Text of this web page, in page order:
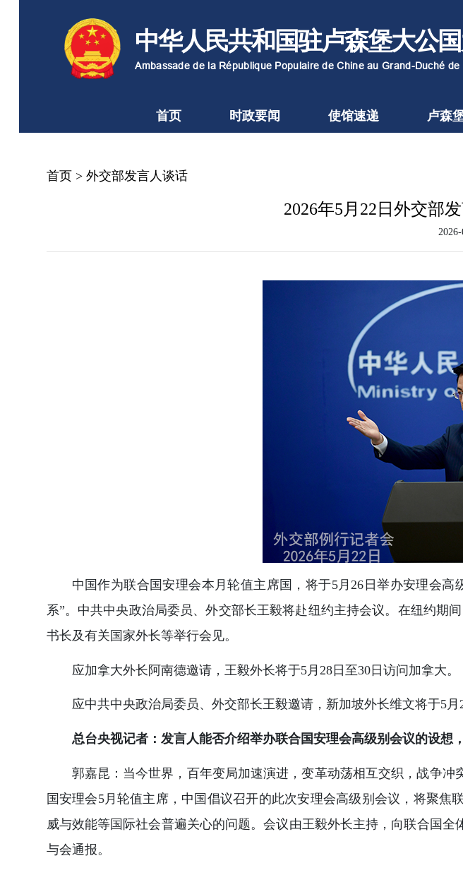
中华人民共和国驻卢森堡大公
Ambassade de la République Populaire de Chine au Grand-Duché de
首页 时政要闻 使馆速递 卢森
首页> 外交部发言人谈话
2026年5月22日外交部
中国作为联合国安理会本月轮值主席国，将于5月26日举办安理会
系”。中共中央政治局委员、外交部长王毅将赴纽约主持会议。在纽约期
书长及有关国家外长等举行会见。
应加拿大外长阿南德邀请，王毅外长将于5月28日至30日访问加拿大。
应中共中央政治局委员、外交部长王毅邀请，新加坡外长维文将于5月
总台央视记者：发言人能否介绍举办联合国安理会高级别会议的设想
郭嘉昆：当今世界，百年变局加速演进，变革动荡相互交织，战争
国安理会5月轮值主席，中国倡议召开的此次安理会高级别会议，将聚
威与效能等国际社会普遍关心的问题。会议由王毅外长主持，向联合国
与会通报。